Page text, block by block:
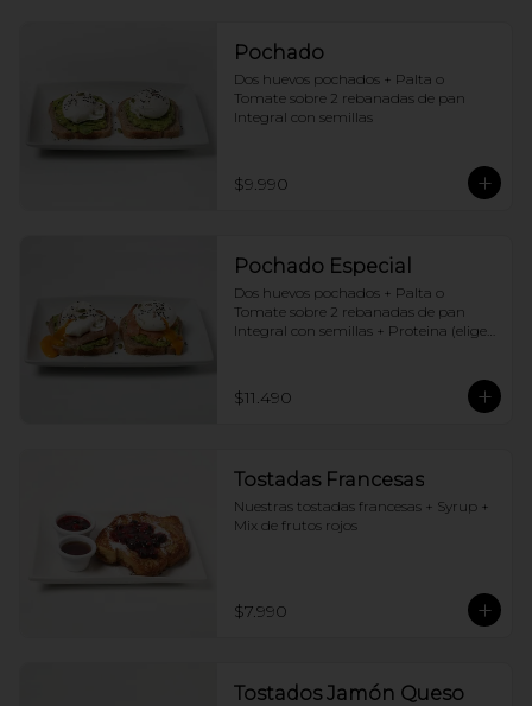
Pochado
Dos huevos pochados + Palta o
Tomate sobre 2 rebanadas de pan
Integral con semillas
$9.990
Pochado Especial
Dos huevos pochados + Palta o
Tomate sobre 2 rebanadas de pan
Integral con semillas + Proteina (elige
$11.490
Tostadas Francesas
Nuestras tostadas francesas + Syrup +
Mix de frutos rojos
$7.990
Tostados Jamón Queso